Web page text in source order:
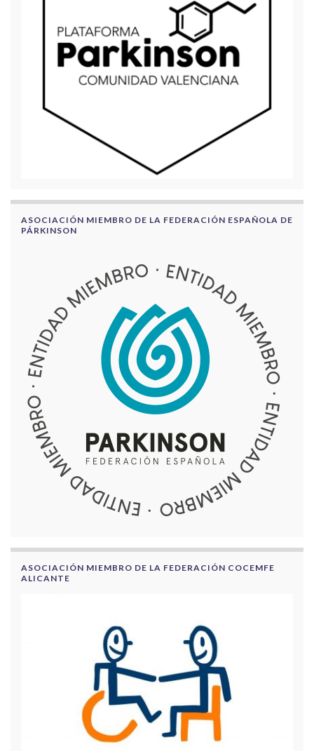
ASOCIACIÓN MIEMBRO DE LA FEDERACIÓN ESPAÑOLA DE
PÁRKINSON
ASOCIACIÓN MIEMBRO DE LA FEDERACIÓN COCEMFE
ALICANTE